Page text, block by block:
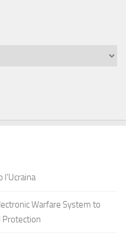
l’Ucraina
Warfare System to
Protection